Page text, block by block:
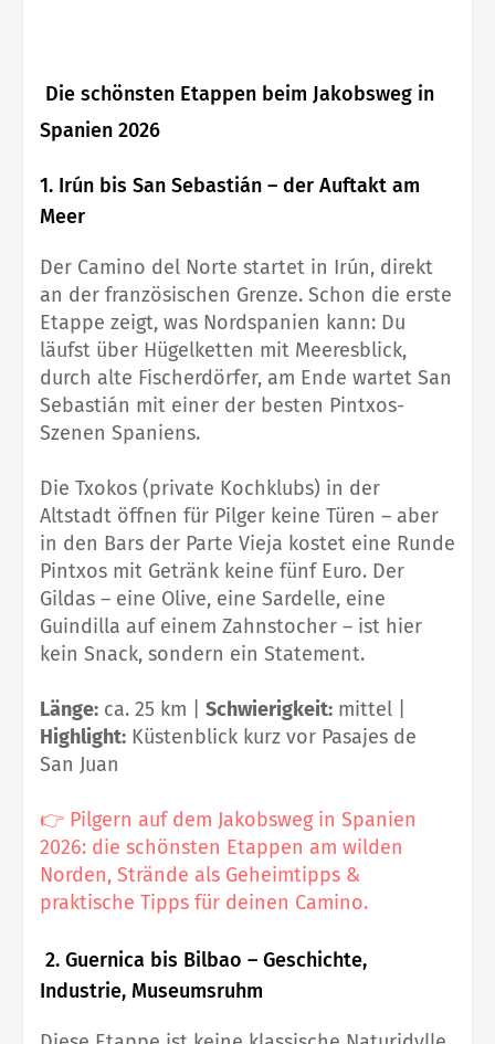
Die schönsten Etappen beim Jakobsweg in
Spanien 2026
1. Irún bis San Sebastián – der Auftakt am
Meer
Der Camino del Norte startet in Irún, direkt
an der französischen Grenze. Schon die erste
Etappe zeigt, was Nordspanien kann: Du
läufst über Hügelketten mit Meeresblick,
durch alte Fischerdörfer, am Ende wartet San
Sebastián mit einer der besten Pintxos-
Szenen Spaniens.
Die Txokos (private Kochklubs) in der
Altstadt öffnen für Pilger keine Türen – aber
in den Bars der Parte Vieja kostet eine Runde
Pintxos mit Getränk keine fünf Euro. Der
Gildas – eine Olive, eine Sardelle, eine
Guindilla auf einem Zahnstocher – ist hier
kein Snack, sondern ein Statement.
Länge: ca. 25 km | Schwierigkeit: mittel |
Highlight: Küstenblick kurz vor Pasajes de
San Juan
👉 Pilgern auf dem Jakobsweg in Spanien
2026: die schönsten Etappen am wilden
Norden, Strände als Geheimtipps &
praktische Tipps für deinen Camino.
2. Guernica bis Bilbao – Geschichte,
Industrie, Museumsruhm